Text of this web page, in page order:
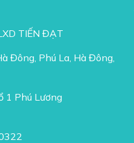
TIẾN ĐẠT
Đông, Phú La, Hà Đông,
1 Phú Lương